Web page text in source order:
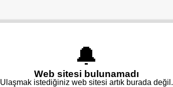
🔔
Web sitesi bulunamadı
Ulaşmak istediğiniz web sitesi artık burada değil.